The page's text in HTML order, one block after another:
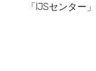
「IJSセンター